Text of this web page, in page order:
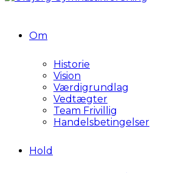
Om
Historie
Vision
Værdigrundlag
Vedtægter
Team Frivillig
Handelsbetingelser
Hold